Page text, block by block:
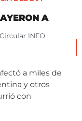
A
INFO
a miles de
y otros
con